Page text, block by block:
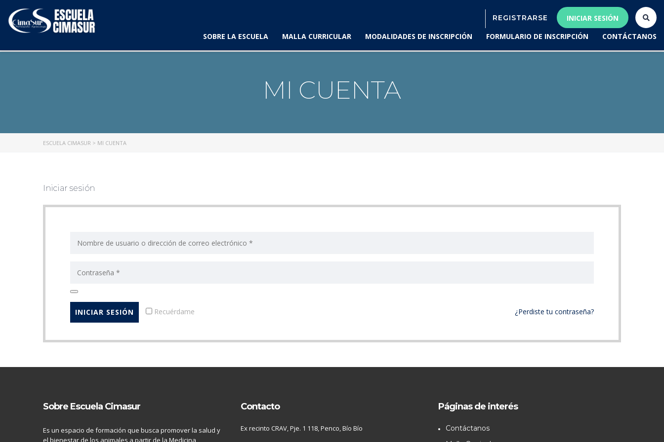
REGISTRARSE
INICIAR SESIÓN
SOBRE LA ESCUELA
MALLA CURRICULAR MODALIDADES DE INSCRIPCIÓN FORMULARIO DE INSCRIPCIÓN CONTÁCTANOS
MI CUENTA
ESCUELA CIMASUR > MI CUENTA
Iniciar sesión
Recuérdame ¿Perdiste tu contraseña?
Sobre Escuela Cimasur
Es un espacio de formación que busca promover la salud y
el bienestar de los animales a partir de la Medicina
Contacto
Ex recinto CRAV, Pje. 1 118, Penco, Bío Bío
Páginas de interés
Contáctanos